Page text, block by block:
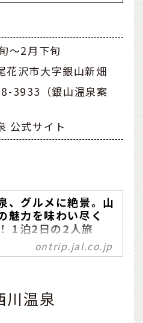
〜2月下旬
花沢市大字銀山新畑
3933（銀山温泉案
公式サイト
、グルメに絶景。山
魅力を味わい尽く
1泊2日の2人旅
山や最上川といった豊
自然や温泉に、ローカ
どころの多い山形県。
は、おでかけ好きな夫
ontrip.jal.co.jp
川温泉